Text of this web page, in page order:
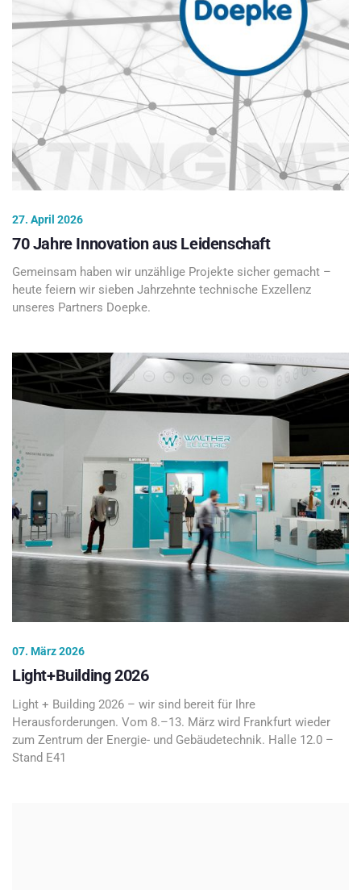
27. April 2026
70 Jahre Innovation aus Leidenschaft
Gemeinsam haben wir unzählige Projekte sicher gemacht –
heute feiern wir sieben Jahrzehnte technische Exzellenz
unseres Partners Doepke.
07. März 2026
Light+Building 2026
Light + Building 2026 – wir sind bereit für Ihre
Herausforderungen. Vom 8.–13. März wird Frankfurt wieder
zum Zentrum der Energie- und Gebäudetechnik. Halle 12.0 –
Stand E41